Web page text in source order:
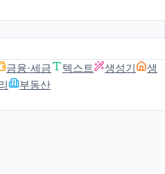
금융·세금 텍스트 생성기
생
부동산